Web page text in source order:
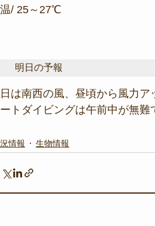
/ 25～27℃
明日の予報
は南西の風、昼頃から風力ア
トダイビングは午前中が無難
情報 生物情報